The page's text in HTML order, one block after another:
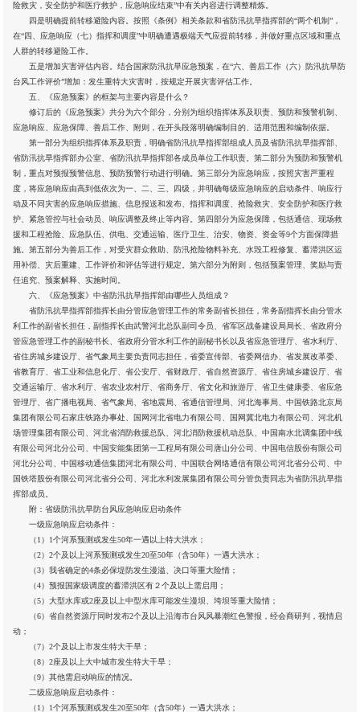
险救灾，安全防护和医疗救护，应急响应结束”中有关内容进行调整精炼。
四是明确提前转移避险内容。按照《条例》相关条款和省防汛抗旱指挥部的“两个机制”，
在“四、应急响应（七）指挥和调度”中明确遭遇极端天气应提前转移，并做好重点区域和重点
人群的转移避险工作。
五是增加灾害评估内容。结合国家防汛抗旱应急预案，在“六、善后工作（六）防汛抗旱防
台风工作评价”增加：发生重特大灾害时，按规定开展灾害评估工作。
五、《应急预案》的框架与主要内容是什么？
修订后的《应急预案》共分为六个部分，分别为组织指挥体系及职责、预防和预警机制、
应急响应、应急保障、善后工作、附则，在开头段落明确编制目的、适用范围和编制依据。
第一部分为组织指挥体系及职责，明确省防汛抗旱指挥部组成人员及省防汛抗旱指挥部、
省防汛抗旱指挥部办公室、省防汛抗旱指挥部各成员单位工作职责。第二部分为预防和预警机
制，重点对预报预警信息、预防预警行动进行明确。第三部分为应急响应，按照灾害严重程
度，将应急响应由高到低依次为一、二、三、四级，并明确每级应急响应的启动条件、响应行
动及不同灾害的应急响应措施、信息报送和发布、指挥和调度、抢险救灾、安全防护和医疗救
护、紧急管控与社会动员、响应调整及终止等内容。第四部分为应急保障，包括通信、现场救
援和工程抢险、应急队伍、供电、交通运输、医疗卫生、治安、物资、资金等9个方面保障措
施。第五部分为善后工作，对受灾群众救助、防汛抢险物料补充、水毁工程修复、蓄滞洪区运
用补偿、灾后重建、工作评价和评估等进行规定。第六部分为附则，包括预案管理、奖励与责
任追究、预案解释、实施时间。
六、《应急预案》中省防汛抗旱指挥部由哪些人员组成？
省防汛抗旱指挥部指挥长由分管应急管理工作的常务副省长担任，常务副指挥长由分管水
利工作的副省长担任，副指挥长由武警河北总队副司令员、省军区战备建设局局长、省政府分
管应急管理工作的副秘书长、省政府分管水利工作的副秘书长以及省应急管理厅、省水利厅、
省住房城乡建设厅、省气象局主要负责同志担任，省委宣传部、省委网信办、省发展改革委、
省教育厅、省工业和信息化厅、省公安厅、省财政厅、省自然资源厅、省住房城乡建设厅、省
交通运输厅、省水利厅、省农业农村厅、省商务厅、省文化和旅游厅、省卫生健康委、省应急
管理厅、省广播电视局、省气象局、省地震局、省通信管理局、河北海事局、中国铁路北京局
集团有限公司石家庄铁路办事处、国网河北省电力有限公司、国网冀北电力有限公司、河北机
场管理集团有限公司、河北省消防救援总队、河北消防救援机动总队、中国南水北调集团中线
有限公司河北分公司、中国安能集团第一工程局有限公司唐山分公司、中国电信股份有限公司
河北分公司、中国移动通信集团河北有限公司、中国联合网络通信有限公司河北省分公司、中
国铁塔股份有限公司河北省分公司、河北水利发展集团有限公司分管负责同志为省防汛抗旱指
挥部成员。
附：省级防汛抗旱防台风应急响应启动条件
一级应急响应启动条件：
（1）1个河系预测或发生50年一遇以上特大洪水；
（2）2个及以上河系预测或发生20至50年（含50年）一遇大洪水；
（3）我省确定的4条必保堤防发生漫溢、决口等重大险情；
（4）预报国家级调度的蓄滞洪区有２个及以上需启用；
（5）大型水库或2座及以上中型水库可能发生漫坝、垮坝等重大险情；
（6）省自然资源厅同时发布2个及以上沿海市台风风暴潮红色警报，经会商研判，视情启
动；
（7）2个及以上市发生特大干旱；
（8）2座及以上大中城市发生特大干旱；
（9）其他需启动响应的情况。
二级应急响应启动条件：
（1）1个河系预测或发生20至50年（含50年）一遇大洪水；